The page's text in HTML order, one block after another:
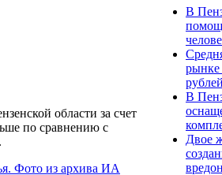
области за счет
по сравнению с
В
рынке
В
Двое